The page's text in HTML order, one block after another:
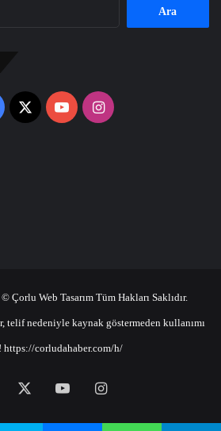
Facebook
X YouTubeInstagram
Web Tasarım Tüm Hakları Saklıdır.
telif nedeniyle kaynak göstermeden kullanımı
https://corludahaber.com/h/
Facebook YouTubeInstagram